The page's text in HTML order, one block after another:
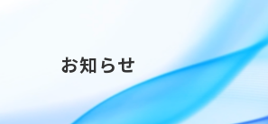
お知らせ